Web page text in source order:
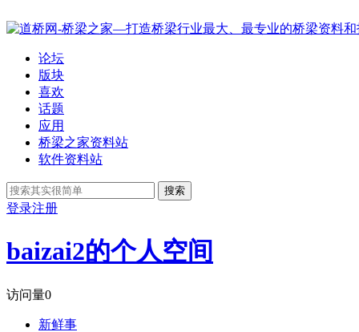
论坛
版块
喜欢
话题
应用
桥梁之家资料站
软件资料站
搜索
登录注册
baizai2的个人空间
访问量0
新鲜事